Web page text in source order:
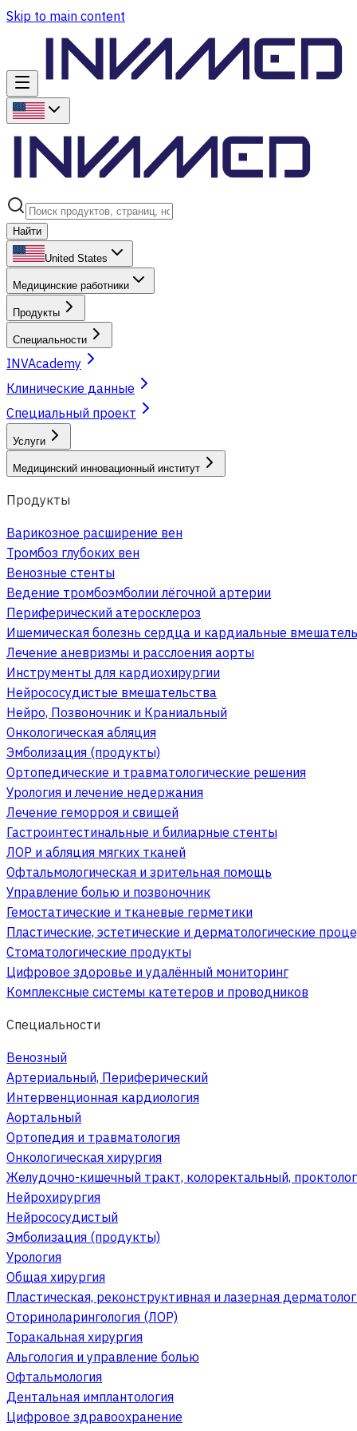
Skip to main content
Найти
United States
Медицинские работники
Продукты
Специальности
INVAcademy
Клинические данные
Специальный проект
Услуги
Медицинский инновационный институт
Продукты
Варикозное расширение вен
Тромбоз глубоких вен
Венозные стенты
Ведение тромбоэмболии лёгочной артерии
Периферический атеросклероз
Ишемическая болезнь сердца и кардиальные
Лечение аневризмы и расслоения аорты
Инструменты для кардиохирургии
Нейрососудистые вмешательства
Нейро, Позвоночник и Краниальный
Онкологическая абляция
Эмболизация (продукты)
Ортопедические и травматологические решения
Урология и лечение недержания
Лечение геморроя и свищей
Гастроинтестинальные и билиарные стенты
ЛОР и абляция мягких тканей
Офтальмологическая и зрительная помощь
Управление болью и позвоночник
Гемостатические и тканевые герметики
Пластические, эстетические и дерматологические
Стоматологические продукты
Цифровое здоровье и удалённый мониторинг
Комплексные системы катетеров и проводников
Специальности
Венозный
Артериальный, Периферический
Интервенционная кардиология
Аортальный
Ортопедия и травматология
Онкологическая хирургия
Желудочно-кишечный тракт, колоректальный,
Нейрохирургия
Нейрососудистый
Эмболизация (продукты)
Урология
Общая хирургия
Пластическая, реконструктивная и лазерная
Оториноларингология (ЛОР)
Торакальная хирургия
Альгология и управление болью
Офтальмология
Дентальная имплантология
Цифровое здравоохранение